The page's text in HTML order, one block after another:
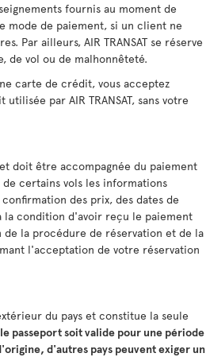
fournis au moment de
mode de paiement, si un client ne
Par ailleurs, AIR TRANSAT se réserve
de vol ou de malhonnêteté.
carte de crédit, vous acceptez
par AIR TRANSAT, sans votre
doit être accompagnée du paiement
certains vols les informations
des prix, des dates de
la condition d'avoir reçu le paiement
de la procédure de réservation et de la
l'acceptation de votre réservation
du pays et constitue la seule
passeport soit valide pour une période
d'autres pays peuvent exiger un